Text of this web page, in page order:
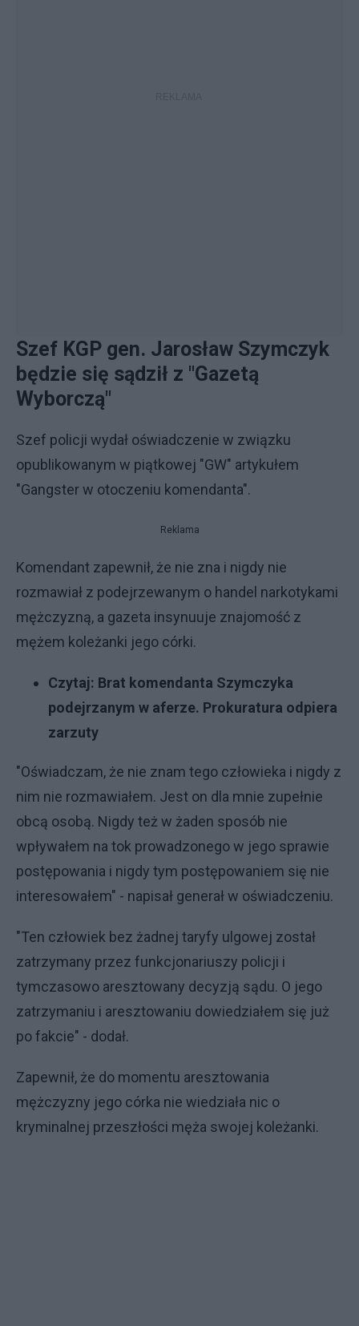
Szef KGP gen. Jarosław Szymczyk
będzie się sądził z "Gazetą
Wyborczą"
Szef policji wydał oświadczenie w związku
opublikowanym w piątkowej "GW" artykułem
"Gangster w otoczeniu komendanta".
Reklama
Komendant zapewnił, że nie zna i nigdy nie
rozmawiał z podejrzewanym o handel narkotykami
mężczyzną, a gazeta insynuuje znajomość z
mężem koleżanki jego córki.
Czytaj: Brat komendanta Szymczyka
podejrzanym w aferze. Prokuratura odpiera
zarzuty
"Oświadczam, że nie znam tego człowieka i nigdy z
nim nie rozmawiałem. Jest on dla mnie zupełnie
obcą osobą. Nigdy też w żaden sposób nie
wpływałem na tok prowadzonego w jego sprawie
postępowania i nigdy tym postępowaniem się nie
interesowałem" - napisał generał w oświadczeniu.
"Ten człowiek bez żadnej taryfy ulgowej został
zatrzymany przez funkcjonariuszy policji i
tymczasowo aresztowany decyzją sądu. O jego
zatrzymaniu i aresztowaniu dowiedziałem się już
po fakcie" - dodał.
Zapewnił, że do momentu aresztowania
mężczyzny jego córka nie wiedziała nic o
kryminalnej przeszłości męża swojej koleżanki.